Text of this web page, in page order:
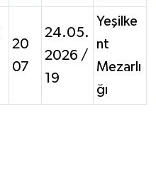
20
07
24.05.
2026 /
19
Yeşilke
nt
Mezarlı
ğı